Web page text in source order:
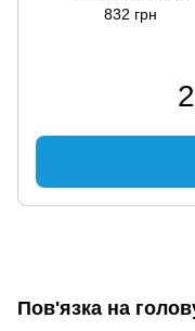
832 грн
Пов'язка на